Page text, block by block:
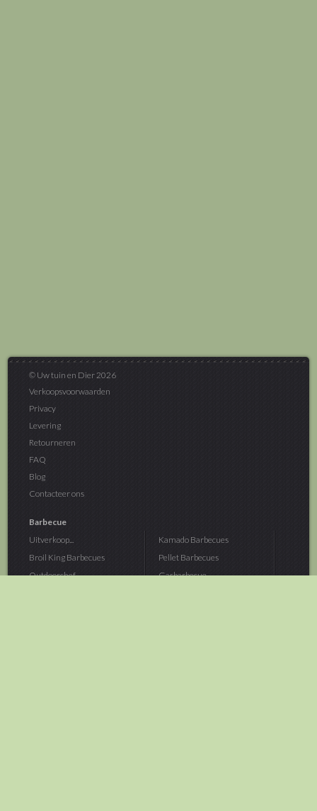
© Uw tuin en Dier 2026
Verkoopsvoorwaarden
Privacy
Levering
Retourneren
FAQ
Blog
Contacteer ons
Barbecue
Uitverkoop...
Broil King Barbecues
Outdoorchef...
Kamado Barbecues
Pellet Barbecues
Gasbarbecue